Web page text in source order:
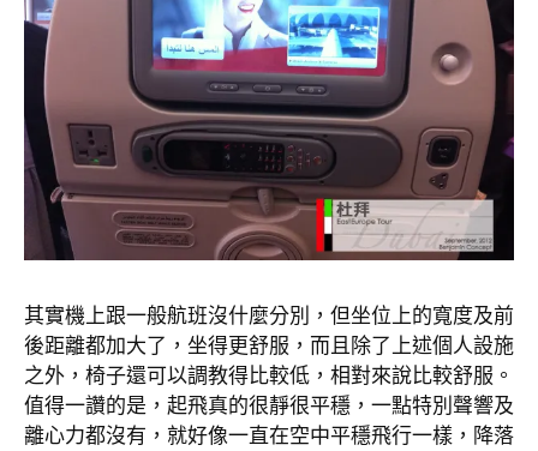
其實機上跟一般航班沒什麼分別，但坐位上的寬度及前
後距離都加大了，坐得更舒服，而且除了上述個人設施
之外，椅子還可以調教得比較低，相對來說比較舒服。
值得一讚的是，起飛真的很靜很平穩，一點特別聲響及
離心力都沒有，就好像一直在空中平穩飛行一樣，降落